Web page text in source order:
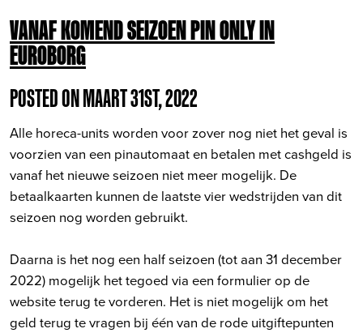
VANAF KOMEND SEIZOEN PIN ONLY IN
EUROBORG
POSTED ON MAART 31ST, 2022
Alle horeca-units worden voor zover nog niet het geval is
voorzien van een pinautomaat en betalen met cashgeld is
vanaf het nieuwe seizoen niet meer mogelijk. De
betaalkaarten kunnen de laatste vier wedstrijden van dit
seizoen nog worden gebruikt.
Daarna is het nog een half seizoen (tot aan 31 december
2022) mogelijk het tegoed via een formulier op de
website terug te vorderen. Het is niet mogelijk om het
geld terug te vragen bij één van de rode uitgiftepunten